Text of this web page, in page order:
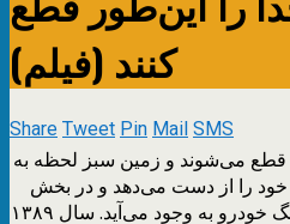
کنند (فیلم)
ShareTweetPinMailSMS
بیشتری قطع می‌شوند و زمین سبز لحظه به
را از دست می‌دهد و در بخش
شمال غربی زمین هم یک پارکینگ خودرو به وجود می‌آید. سال ۱۳۸۹